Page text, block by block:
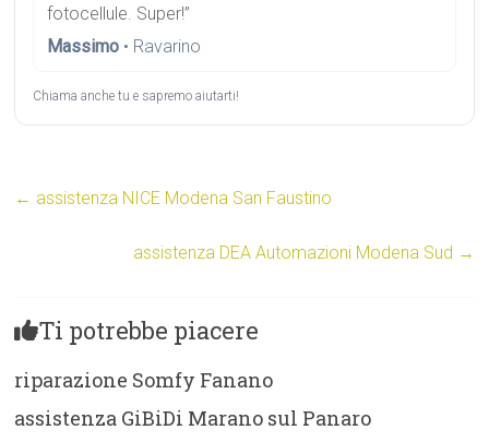
fotocellule. Super!”
Massimo • Ravarino
Chiama anche tu e sapremo aiutarti!
← assistenza NICE Modena San Faustino
assistenza DEA Automazioni Modena Sud →
Ti potrebbe piacere
riparazione Somfy Fanano
assistenza GiBiDi Marano sul Panaro